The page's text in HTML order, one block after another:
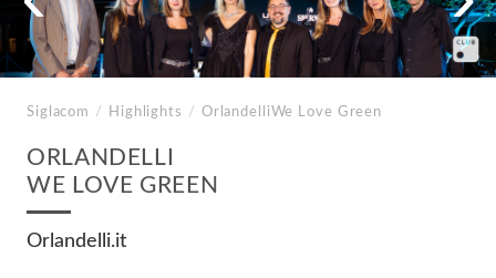
SIGLACOM
Siglacom / Highlights / OrlandelliWe Love Green
ORLANDELLI
WE LOVE GREEN
Orlandelli.it